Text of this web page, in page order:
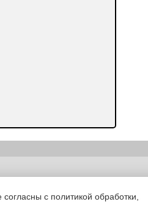
|E-mail
с политикой обработки,